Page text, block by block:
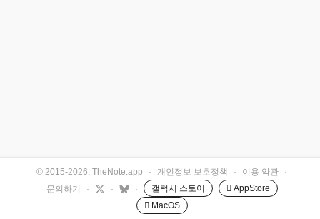
© 2015-2026, TheNote.app · 개인정보 보호정책 · 이용 약관
·
문의하기
· · · 갤럭시 스토어
 AppStore
 MacOS